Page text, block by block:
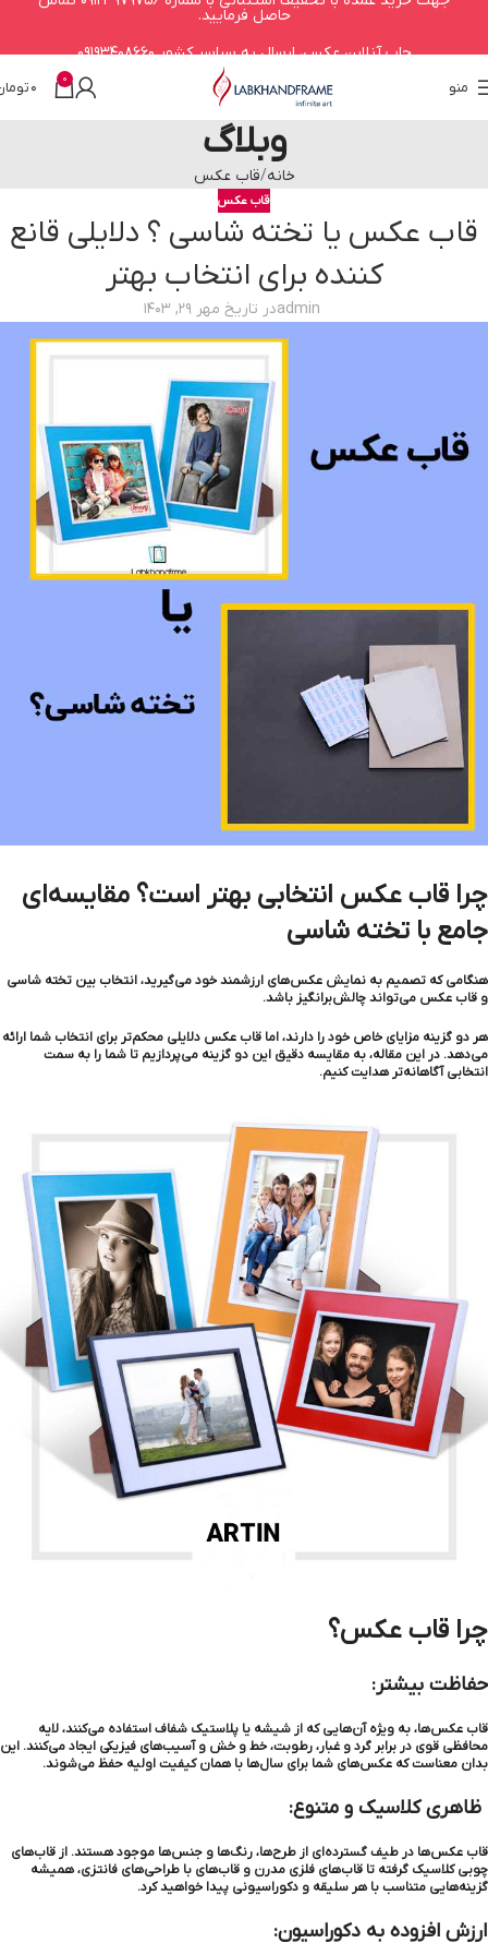
منو 0
0
وبلاگ
خانه قاب عکس
قاب عکس
قاب عکس یا تخته شاسی ؟ دلایلی قانع
کننده برای انتخاب بهتر
adminدر تاریخ مهر 29, 1403
چرا قاب عکس انتخابی بهتر است؟ مقایسه‌ای
جامع با تخته شاسی
هنگامی که تصمیم به نمایش عکس‌های ارزشمند خود می‌گیرید، انتخاب بین تخته شاسی
و قاب عکس می‌تواند چالش‌برانگیز باشد.
هر دو گزینه مزایای خاص خود را دارند، اما قاب عکس دلایلی محکم‌تر برای انتخاب شما ارائه
می‌دهد. در این مقاله، به مقایسه دقیق این دو گزینه می‌پردازیم تا شما را به سمت
انتخابی آگاهانه‌تر هدایت کنیم.
چرا قاب عکس؟
حفاظت بیشتر:
قاب عکس‌ها، به ویژه آن‌هایی که از شیشه یا پلاستیک شفاف استفاده می‌کنند، لایه
محافظی قوی در برابر گرد و غبار، رطوبت، خط و خش و آسیب‌های فیزیکی ایجاد می‌کنند. این
بدان معناست که عکس‌های شما برای سال‌ها با همان کیفیت اولیه حفظ می‌شوند.
ظاهری کلاسیک و متنوع:
قاب عکس‌ها در طیف گسترده‌ای از طرح‌ها، رنگ‌ها و جنس‌ها موجود هستند. از قاب‌های
چوبی کلاسیک گرفته تا قاب‌های فلزی مدرن و قاب‌های با طراحی‌های فانتزی، همیشه
گزینه‌هایی متناسب با هر سلیقه و دکوراسیونی پیدا خواهید کرد.
ارزش افزوده به دکوراسیون:
حاصل فرمایید.
چاپ آنلاین عکس، ارسال به سراسر کشور 09193408660